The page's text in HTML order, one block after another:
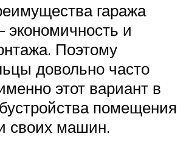
гаража
экономичность и
Поэтому
довольно часто
этот вариант в
помещения
своих машин.